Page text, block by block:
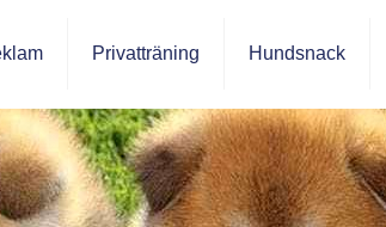
Privatträning Hundsnack